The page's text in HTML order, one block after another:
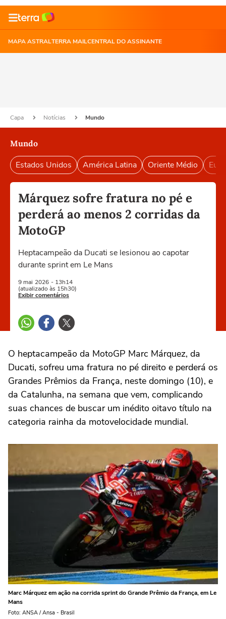
MAPA ASTRALTERRA MAILCENTRAL DO ASSINANTE
Capa Notícias Mundo
Mundo
Estados Unidos América Latina Oriente Médio
Márquez sofre fratura no pé e
perderá ao menos 2 corridas da
MotoGP
Heptacampeão da Ducati se lesionou ao capotar
durante sprint em Le Mans
9 mai 2026 - 13h14
(atualizado às 15h30)
Exibir comentários
O heptacampeão da MotoGP Marc Márquez, da
Ducati, sofreu uma fratura no pé direito e perderá os
Grandes Prêmios da França, neste domingo (10), e
da Catalunha, na semana que vem, complicando
suas chances de buscar um inédito oitavo título na
categoria rainha da motovelocidade mundial.
Marc Márquez em ação na corrida sprint do Grande Prêmio da França, em Le
Mans
Foto: ANSA / Ansa - Brasil